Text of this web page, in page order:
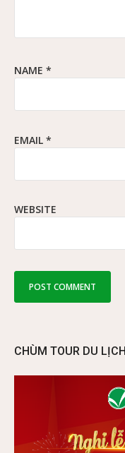
NAME *
EMAIL *
WEBSITE
CHÙM TOUR DU LỊCH